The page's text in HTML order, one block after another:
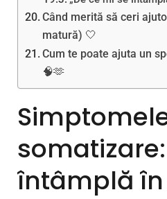
Când merită să ceri
matură) 🤍
Cum te poate ajuta un
🧠🫶
întâmplă în